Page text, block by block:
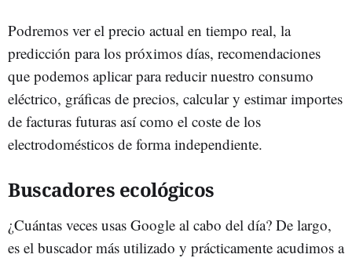
Podremos ver el precio actual en tiempo real, la
predicción para los próximos días, recomendaciones
que podemos aplicar para reducir nuestro consumo
eléctrico, gráficas de precios, calcular y estimar importes
de facturas futuras así como el coste de los
electrodomésticos de forma independiente.
Buscadores ecológicos
¿Cuántas veces usas Google al cabo del día? De largo,
es el buscador más utilizado y prácticamente acudimos a